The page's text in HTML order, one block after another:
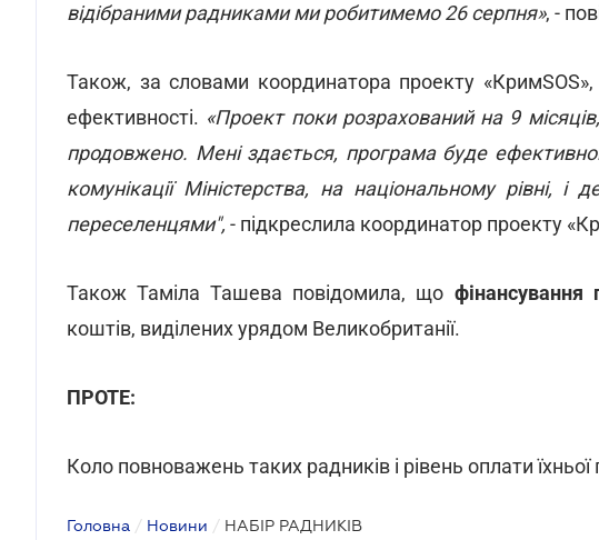
відібраними радниками ми робитимемо 26 серпня», -
Також, за словами координатора проекту «КримSOS»,
ефективності. «Проект поки розрахований на 9
продовжено. Мені здається, програма буде
комунікації Міністерства, на національному рівні, і
переселенцями", - підкреслила координатор проекту
Також Таміла Ташева повідомила, що фінансування
коштів, виділених урядом Великобританії.
ПРОТЕ:
Коло повноважень таких радників і рівень оплати
Головна / Новини / НАБІР РАДНИКІВ